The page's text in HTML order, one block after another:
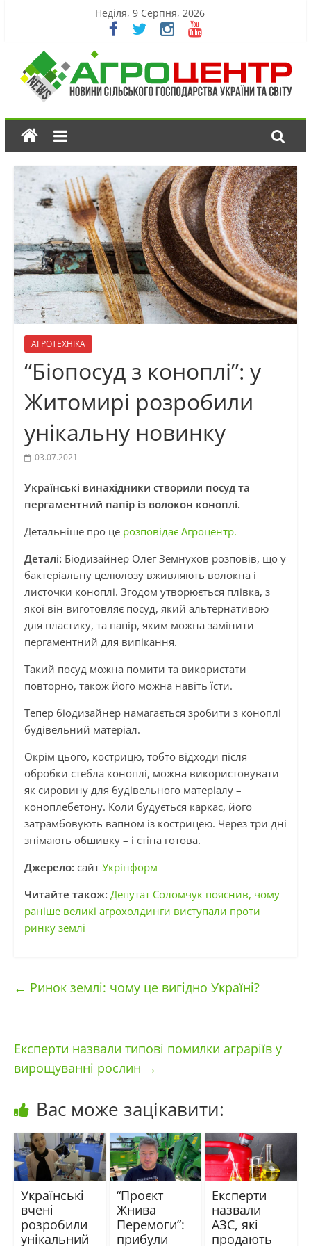
Неділя, 9 Серпня, 2026
АГРОТЕХНІКА
“Біопосуд з коноплі”: у
Житомирі розробили
унікальну новинку
03.07.2021
Українські винахідники створили посуд та
пергаментний папір із волокон коноплі.
Детальніше про це розповідає Агроцентр.
Деталі: Біодизайнер Олег Земнухов розповів, що у
бактеріальну целюлозу вживляють волокна і
листочки коноплі. Згодом утворюється плівка, з
якої він виготовляє посуд, який альтернативою
для пластику, та папір, яким можна замінити
пергаментний для випікання.
Такий посуд можна помити та використати
повторно, також його можна навіть їсти.
Тепер біодизайнер намагається зробити з коноплі
будівельний матеріал.
Окрім цього, кострицю, тобто відходи після
обробки стебла коноплі, можна використовувати
як сировину для будівельного матеріалу –
коноплебетону. Коли будується каркас, його
затрамбовують вапном із кострицею. Через три дні
знімають обшивку – і стіна готова.
Джерело: сайт Укрінформ
Читайте також: Депутат Соломчук пояснив, чому
раніше великі агрохолдинги виступали проти
ринку землі
← Ринок землі: чому це вигідно Україні?
Експерти назвали типові помилки аграріїв у
вирощуванні рослин →
Вас може зацікавити:
Українські
вчені
розробили
унікальний
“Проєкт
Жнива
Перемоги”:
прибули
Експерти
назвали
АЗС, які
продають